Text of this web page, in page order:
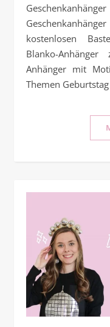
kostenlosen
Blanko-
Anhänger mit
Themen